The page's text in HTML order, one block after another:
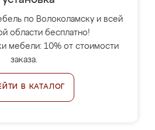
по Волоколамску и всей
области бесплатно!
мебели: 10% от стоимости
заказа.
В КАТАЛОГ